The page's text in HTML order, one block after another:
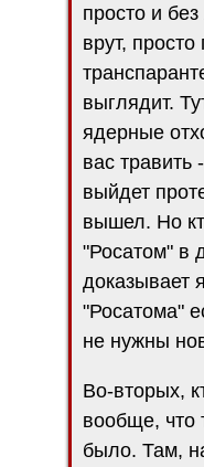
просто и
врут,
выглядит.
ядерные
вас
выйдет
вышел. Но
"Росатом" в
доказывает
"Росатома"
не нужны
Во-вторых,
вообще, что
было. Там,